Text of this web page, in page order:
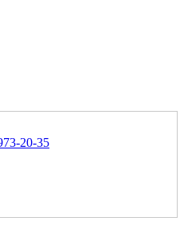
20-35